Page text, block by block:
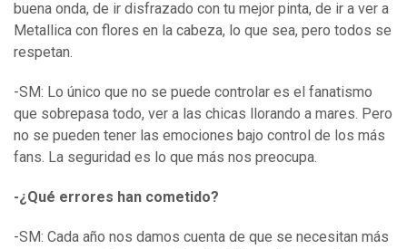
buena onda, de ir disfrazado con tu mejor pinta, de ir a ver a
Metallica con flores en la cabeza, lo que sea, pero todos se
respetan.
-SM: Lo único que no se puede controlar es el fanatismo
que sobrepasa todo, ver a las chicas llorando a mares. Pero
no se pueden tener las emociones bajo control de los más
fans. La seguridad es lo que más nos preocupa.
-¿Qué errores han cometido?
-SM: Cada año nos damos cuenta de que se necesitan más